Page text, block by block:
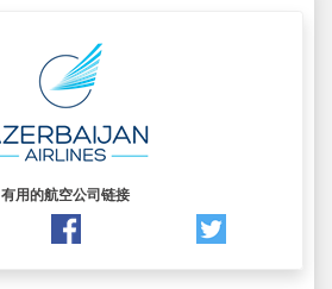
有用的航空公司链接